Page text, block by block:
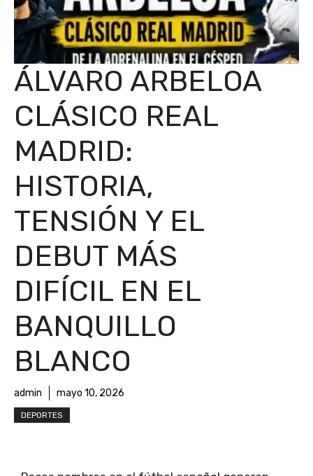
ÁLVARO ARBELOA
CLÁSICO REAL
MADRID:
HISTORIA,
TENSIÓN Y EL
DEBUT MÁS
DIFÍCIL EN EL
BANQUILLO
BLANCO
admin mayo 10, 2026
DEPORTES